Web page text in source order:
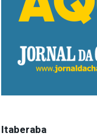
Itaberaba